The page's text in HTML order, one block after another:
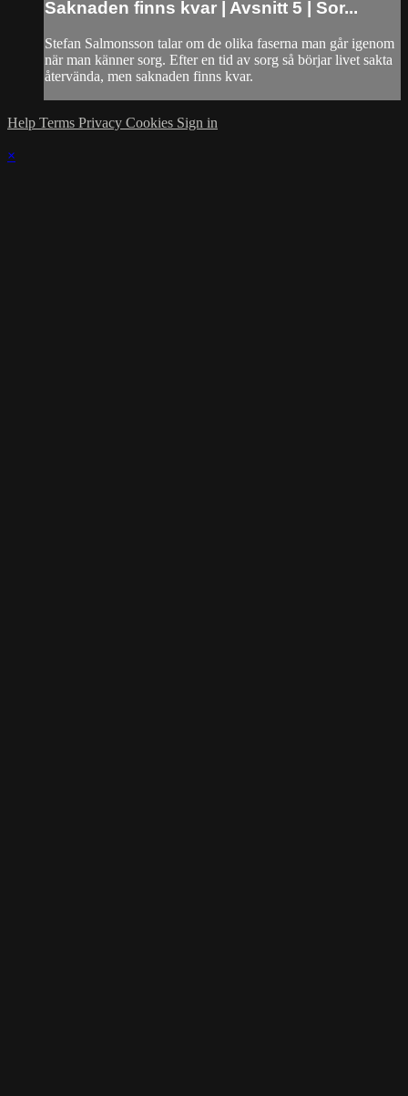
Saknaden finns kvar | Avsnitt 5 | Sor...
Stefan Salmonsson talar om de olika faserna man går igenom
när man känner sorg. Efter en tid av sorg så börjar livet sakta
återvända, men saknaden finns kvar.
Help Terms Privacy Cookies Sign in
×